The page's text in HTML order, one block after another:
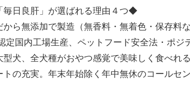
日良肝」が選ばれる理由４つ◆
から無添加で製造（無香料・無着色・保存料
定国内工場生産、ペットフード安全法・ポジ
型犬、全犬種がおやつ感覚で美味しく食べれ
トの充実。年末年始除く年中無休のコールセン